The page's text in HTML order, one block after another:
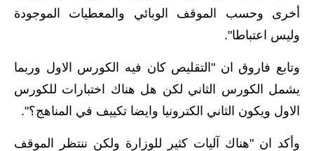
اسئلة وزارية
المرحلة المتوسطة
المرحلة الاعدادية
مرشحات
أخرى وحسب الموقف الوبائي والمعطيات الموجودة
وليس اعتباطا".
وتابع فاروق ان "التقليص كان فيه الكورس الاول وربما
يشمل الكورس الثاني لكن هل هناك اختبارات للكورس
الاول ويكون الثاني الكترونيا وايضا تكييف في المناهج؟".
وأكد ان "هناك آليات كثير للوزارة ولكن ننتظر الموقف